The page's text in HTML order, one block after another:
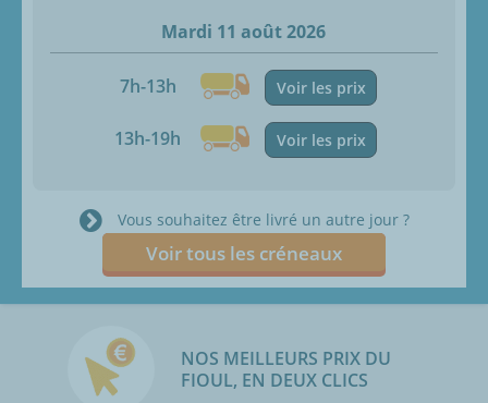
Mardi 11 août 2026
7h-13h Voir les prix
13h-19h Voir les prix
Vous souhaitez être livré un autre jour ?
Voir tous les créneaux
NOS MEILLEURS PRIX DU
FIOUL, EN DEUX CLICS